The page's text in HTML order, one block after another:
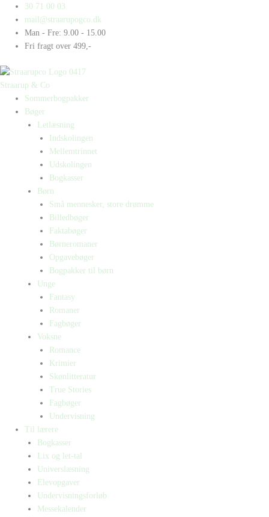
indholdet
30 71 00 03
mail@straarupogco.dk
Man - Fre: 9.00 - 15.00
Fri fragt over 499,-
Straarup & Co
Sommerbogpakker
Bøger
Letlæsning
Indskolingen
Mellemtrinnet
Udskolingen
Bogkasser
Børn
Små mennesker, store drømme
Billedbøger
Faktabøger
Børneromaner
Opgavebøger
Bogpakker til børn
Unge
Fantasy
Romaner
Fagbøger
Voksne
Romance
Krimier
Skønlitteratur
True Stories
Fagbøger
Undervisning
Til lærere
Bogkasser
Lix og let-tal
Universlæsning
Elevopgaver
Undervisningsforløb
Messekalender
Products
search
Products
search
Carpe
Bogpakke